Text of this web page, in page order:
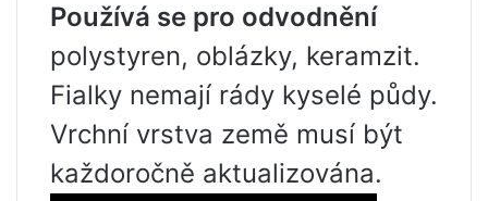
Používá se pro odvodnění
polystyren, oblázky, keramzit.
Fialky nemají rády kyselé půdy.
Vrchní vrstva země musí být
každoročně aktualizována.